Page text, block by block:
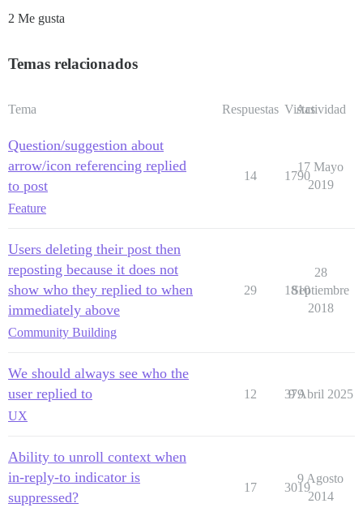
2 Me gusta
Temas relacionados
Tema Respuestas Vistas
Actividad
Question/suggestion about
arrow/icon referencing replied
to post
Feature
14 1790
17 Mayo
2019
Users deleting their post then
reposting because it does not
show who they replied to when
immediately above
Community Building
29 1810
28
Septiembre
2018
We should always see who the
user replied to
UX
12 379
9 Abril 2025
Ability to unroll context when
in-reply-to indicator is
suppressed?
17 3019
9 Agosto
2014